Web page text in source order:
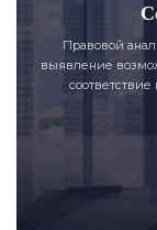
Правовой
выявление
соответствие